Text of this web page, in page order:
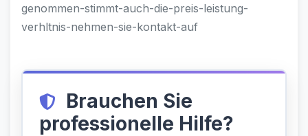
genommen-stimmt-auch-die-preis-leistung-
verhltnis-nehmen-sie-kontakt-auf
Brauchen Sie
professionelle Hilfe?